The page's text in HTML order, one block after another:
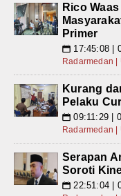
Rico
Primer
📅 17:45:08 |
Radarmedan |
Kurang
Pelaku
📅 09:11:29 |
Radarmedan |
Serapan
Soroti
📅 22:51:04 |